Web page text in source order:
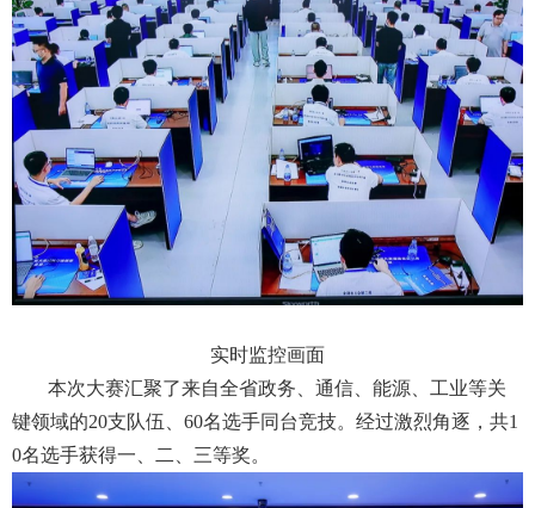
实时监控画面
本次大赛汇聚了来自全省政务、通信、能源、工业等关
键领域的20支队伍、60名选手同台竞技。经过激烈角逐，共1
0名选手获得一、二、三等奖。